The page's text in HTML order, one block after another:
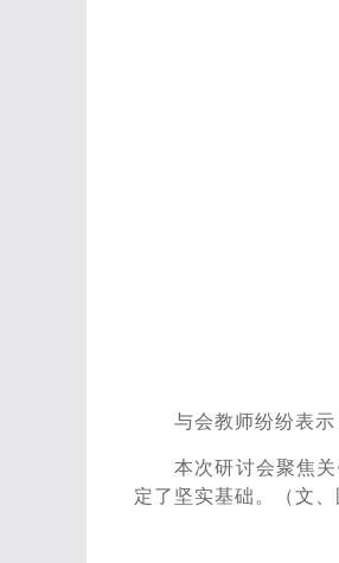
与会教师纷纷表
本次研讨会聚焦
定了坚实基础。（文、